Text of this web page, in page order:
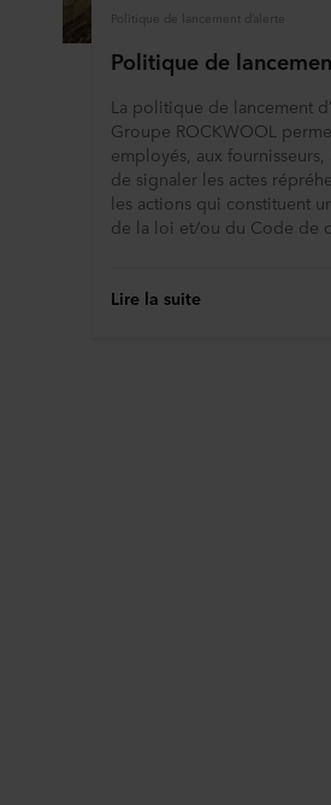
Politique de lancement d’alerte
Politique de
La politique de lancement
Groupe ROCKWOOL
employés, aux fournisseurs,
de signaler les actes
les actions qui constituent
de la loi et/ou du Code de
Lire la suite